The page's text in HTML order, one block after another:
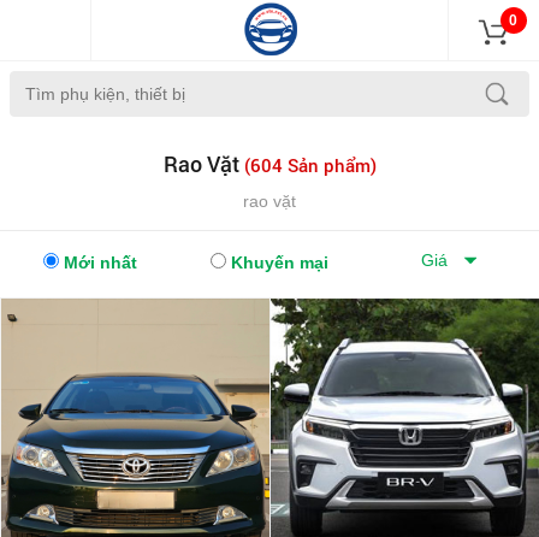
0
Rao Vặt (604 Sản phẩm)
rao vặt
Mới nhất Khuyến mại Giá